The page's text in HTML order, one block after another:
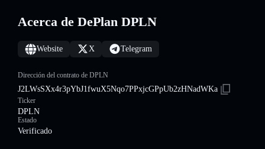
Acerca de DePlan DPLN
Website X Telegram
Dirección del contrato de DPLN
J2LWsSXx4r3pYbJ1fwuX5Nqo7PPxjcGPpUb2zHNadWKa
Ticker
DPLN
Estado
Verificado